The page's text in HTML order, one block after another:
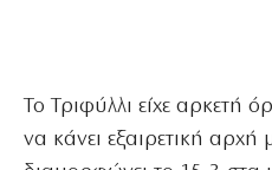
Το Τριφύλλι είχε αρκετή
να κάνει εξαιρετική αρχή